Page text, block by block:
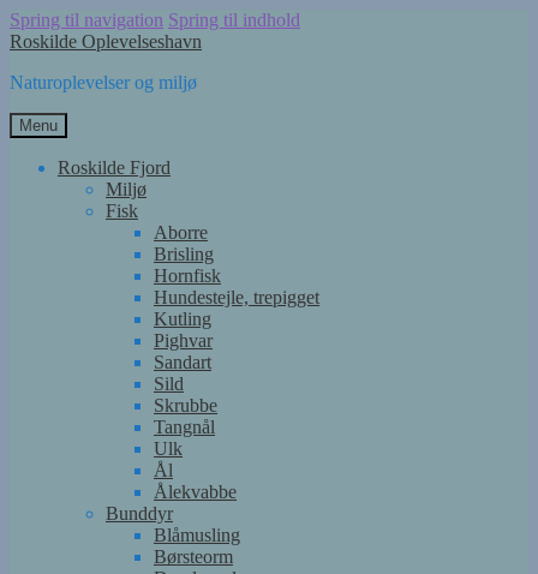
Spring til navigation Spring til indhold
Roskilde Oplevelseshavn
Naturoplevelser og miljø
Menu
Roskilde Fjord
Miljø
Fisk
Aborre
Brisling
Hornfisk
Hundestejle, trepigget
Kutling
Pighvar
Sandart
Sild
Skrubbe
Tangnål
Ulk
Ål
Ålekvabbe
Bunddyr
Blåmusling
Børsteorm